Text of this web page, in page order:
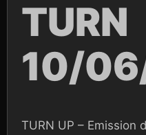
10/
TURN UP – Emission